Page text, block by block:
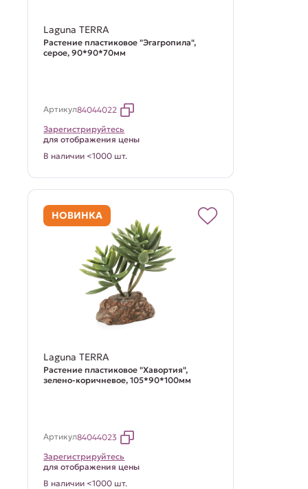
Laguna TERRA
Растение пластиковое "Эгагропила",
серое, 90*90*70мм
Артикул84044022
Зарегистрируйтесь
для отображения цены
В наличии <1000 шт.
НОВИНКА
Laguna TERRA
Растение пластиковое "Хавортия",
зелено-коричневое, 105*90*100мм
Артикул84044023
Зарегистрируйтесь
для отображения цены
В наличии <1000 шт.